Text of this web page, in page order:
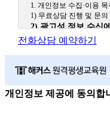
1. 개인정보 수집·이용 목
1) 무료상담 진행 및 문의
2) 광고성 정보 수신
원격평생교육원을 비
(해커스교육그룹: 해커
원, 해커스경찰, 해커스
사, 해커스편입 등)
전화상담 예약하기
개인정보 제공에 동의합